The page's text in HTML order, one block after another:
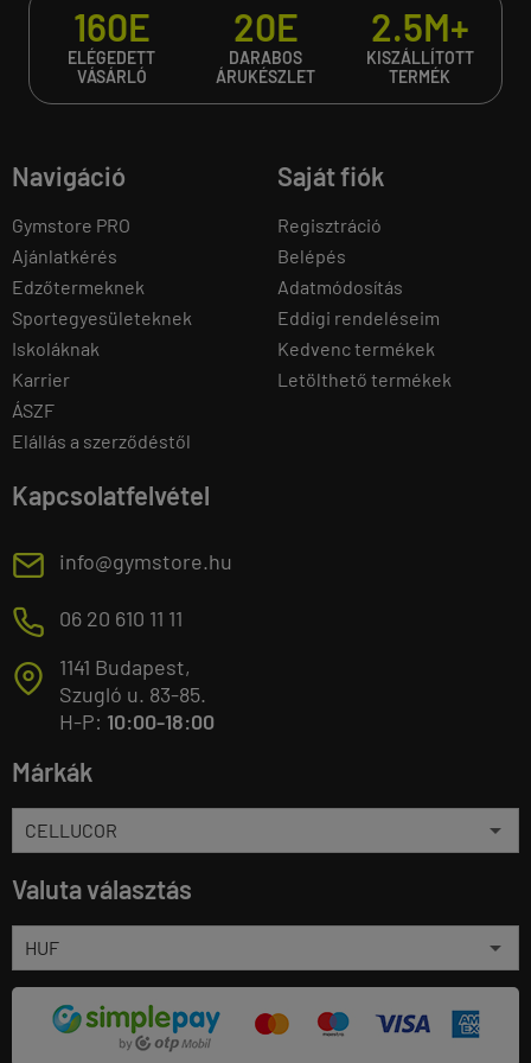
160E
ELÉGEDETT
VÁSÁRLÓ
20E
DARABOS
ÁRUKÉSZLET
2.5M+
KISZÁLLÍTOTT
TERMÉK
Navigáció
Gymstore PRO
Ajánlatkérés
Edzőtermeknek
Sportegyesületeknek
Iskoláknak
Karrier
ÁSZF
Elállás a szerződéstől
Saját fiók
Regisztráció
Belépés
Adatmódosítás
Eddigi rendeléseim
Kedvenc termékek
Letölthető termékek
Kapcsolatfelvétel
E info@gymstore.hu
M 06 20 610 11 11
T
1141 Budapest,
Szugló u. 83-85.
H-P: 10:00-18:00
Márkák
Valuta választás